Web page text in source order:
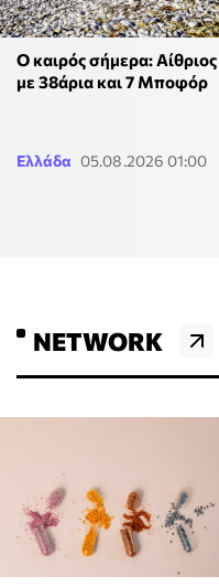
Ο καιρός σήμερα: Αίθριος
με 38άρια και 7 Μποφόρ
Ελλάδα 05.08.2026 01:00
NETWORK